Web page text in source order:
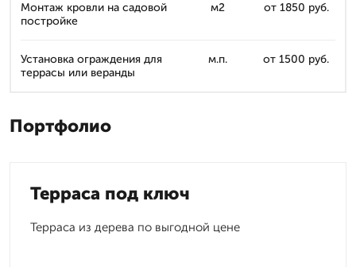
Монтаж кровли на садовой
постройке
м2 от 1850 руб.
Установка ограждения для
террасы или веранды
м.п. от 1500 руб.
Портфолио
Терраса под ключ
Терраса из дерева по выгодной цене